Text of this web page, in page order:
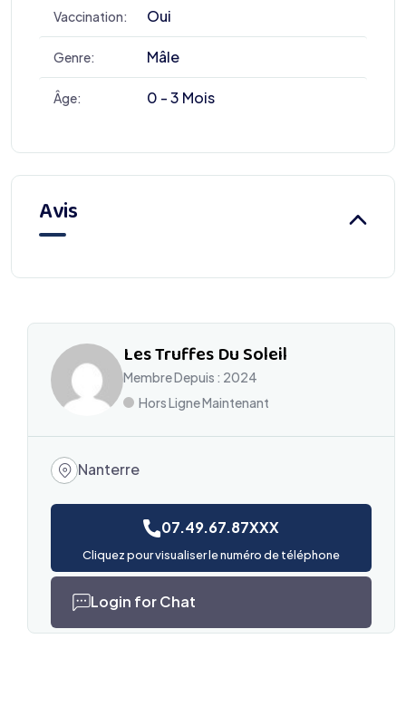
Vaccination: Oui
Genre: Mâle
Âge: 0 - 3 Mois
Avis
Les Truffes Du Soleil
Membre Depuis : 2024
Hors Ligne Maintenant
Nanterre
07.49.67.87XXX
Cliquez pour visualiser le numéro de téléphone
Login for Chat